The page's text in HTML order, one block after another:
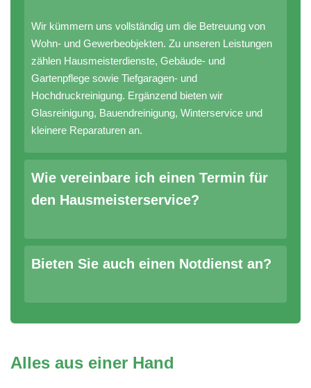
Wir kümmern uns vollständig um die Betreuung von
Wohn- und Gewerbeobjekten. Zu unseren Leistungen
zählen Hausmeisterdienste, Gebäude- und
Gartenpflege sowie Tiefgaragen- und
Hochdruckreinigung. Ergänzend bieten wir
Glasreinigung, Bauendreinigung, Winterservice und
kleinere Reparaturen an.
Wie vereinbare ich einen Termin für
den Hausmeisterservice?
Bieten Sie auch einen Notdienst an?
Alles aus einer Hand